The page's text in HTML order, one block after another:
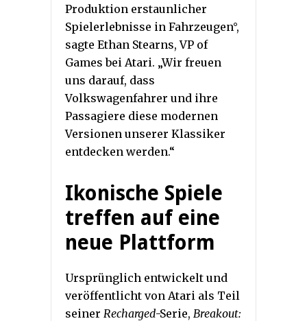
Produktion erstaunlicher
Spielerlebnisse in Fahrzeugen°,
sagte Ethan Stearns, VP of
Games bei Atari. „Wir freuen
uns darauf, dass
Volkswagenfahrer und ihre
Passagiere diese modernen
Versionen unserer Klassiker
entdecken werden.“
Ikonische Spiele
treffen auf eine
neue Plattform
Ursprünglich entwickelt und
veröffentlicht von Atari als Teil
seiner Recharged-Serie, Breakout: